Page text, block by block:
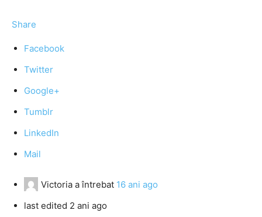
Share
Facebook
Twitter
Google+
Tumblr
LinkedIn
Mail
Victoria a întrebat 16 ani ago
last edited 2 ani ago